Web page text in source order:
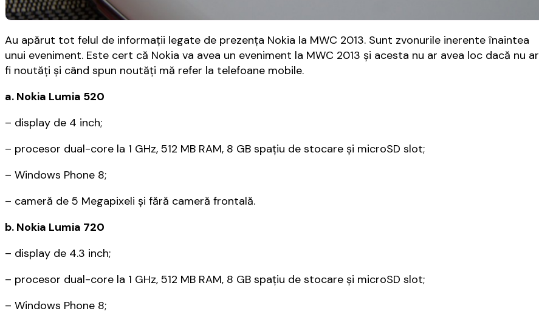
Au apărut tot felul de informații legate de prezența Nokia la MWC 2013. Sunt zvonurile inerente înaintea
unui eveniment. Este cert că Nokia va avea un eveniment la MWC 2013 și acesta nu ar avea loc dacă nu ar
fi noutăți și când spun noutăți mă refer la telefoane mobile.
a. Nokia Lumia 520
– display de 4 inch;
– procesor dual-core la 1 GHz, 512 MB RAM, 8 GB spațiu de stocare și microSD slot;
– Windows Phone 8;
– cameră de 5 Megapixeli și fără cameră frontală.
b. Nokia Lumia 720
– display de 4.3 inch;
– procesor dual-core la 1 GHz, 512 MB RAM, 8 GB spațiu de stocare și microSD slot;
– Windows Phone 8;